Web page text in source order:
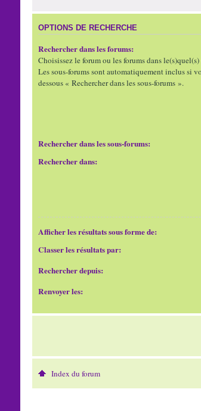
OPTIONS DE RECHERCHE
Rechercher dans les forums:
Choisissez le forum ou les forums dans
Les sous-forums sont automatiquement inclus si
dessous « Rechercher dans les sous-forums ».
Rechercher dans les sous-forums:
Rechercher dans:
Afficher les résultats sous forme de:
Classer les résultats par:
Rechercher depuis:
Renvoyer les:
Index du forum